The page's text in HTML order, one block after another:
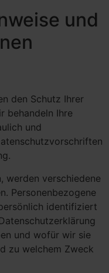
und
den Schutz Ihrer
behandeln Ihre
und
werden verschiedene
Personenbezogene
identifiziert
und wofür wir sie
zu welchem Zweck